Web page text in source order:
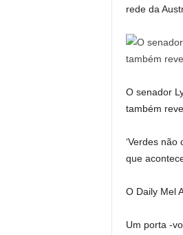
rede da
O senador
também
‘Verdes
que
O Daily Mel
Um porta -